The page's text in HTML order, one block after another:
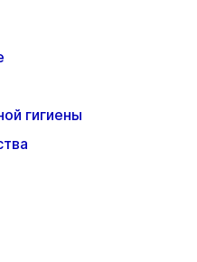
гигиены